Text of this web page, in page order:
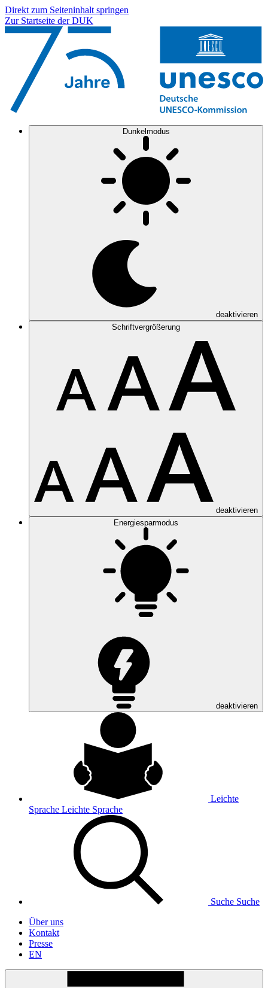
Direkt zum Seiteninhalt springen
Zur Startseite der DUK
Dunkelmodus
deaktivieren
Schriftvergrößerung
deaktivieren
Energiesparmodus
deaktivieren
Leichte
Sprache Leichte Sprache
Suche Suche
Über uns
Kontakt
Presse
EN